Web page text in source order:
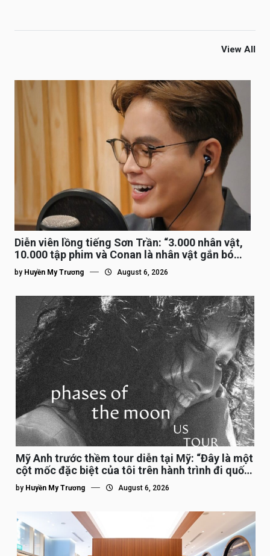
View All
Diễn viên lồng tiếng Sơn Trần: “3.000 nhân vật,
10.000 tập phim và Conan là nhân vật gắn bó
lâu nhất”
by Huyền My Trương August 6, 2026
Mỹ Anh trước thềm tour diễn tại Mỹ: “Đây là một
cột mốc đặc biệt của tôi trên hành trình đi quốc
tế”
by Huyền My Trương August 6, 2026